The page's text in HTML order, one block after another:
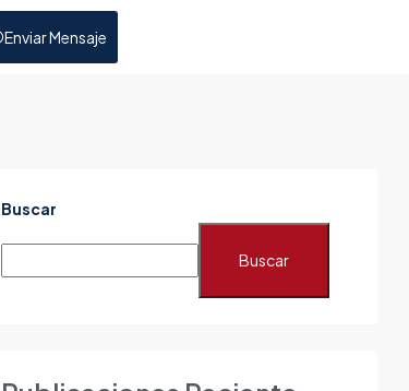
Enviar Mensaje
Buscar
Buscar